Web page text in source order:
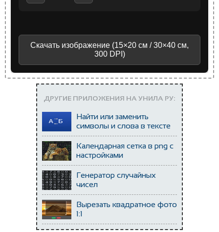
Загрузите
Скачать изображение (15×20 см / 30×40 см,
300 DPI)
ДРУГИЕ ПРИЛОЖЕНИЯ НА УНИЛА РУ:
Найти или заменить
символы и слова в тексте
Календарная сетка в png с
настройками
Генератор случайных
чисел
Вырезать квадратное фото
1:1